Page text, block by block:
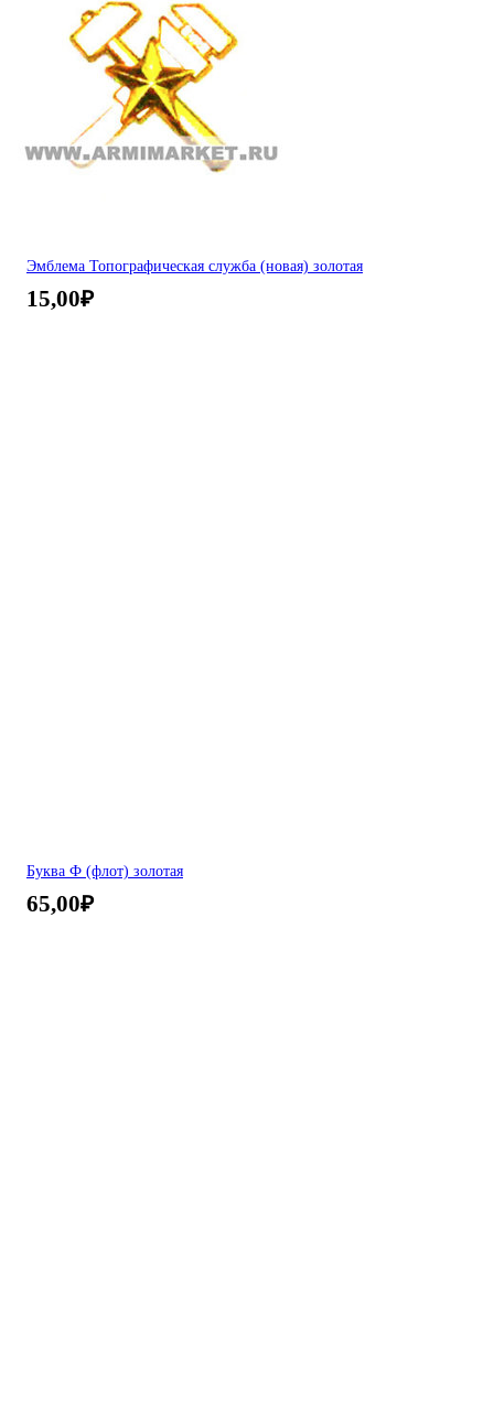
Эмблема Топографическая служба (новая) золотая
15,00₽
Буква Ф (флот) золотая
65,00₽